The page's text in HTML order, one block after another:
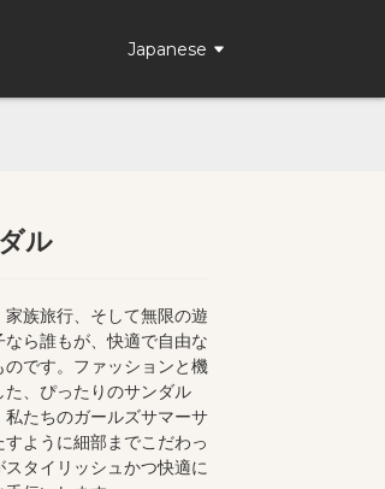
Japanese
ル
族旅行、そして無限の遊
ら誰もが、快適で自由な
です。ファッションと機
、ぴったりのサンダル
たちのガールズサマーサ
ように細部までこだわっ
タイリッシュかつ快適に